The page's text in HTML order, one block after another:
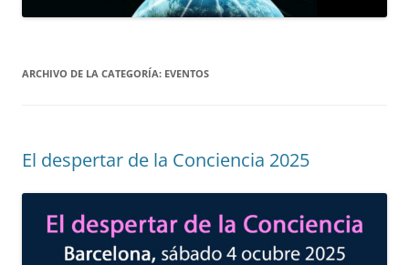
ARCHIVO DE LA CATEGORÍA: EVENTOS
El despertar de la Conciencia 2025